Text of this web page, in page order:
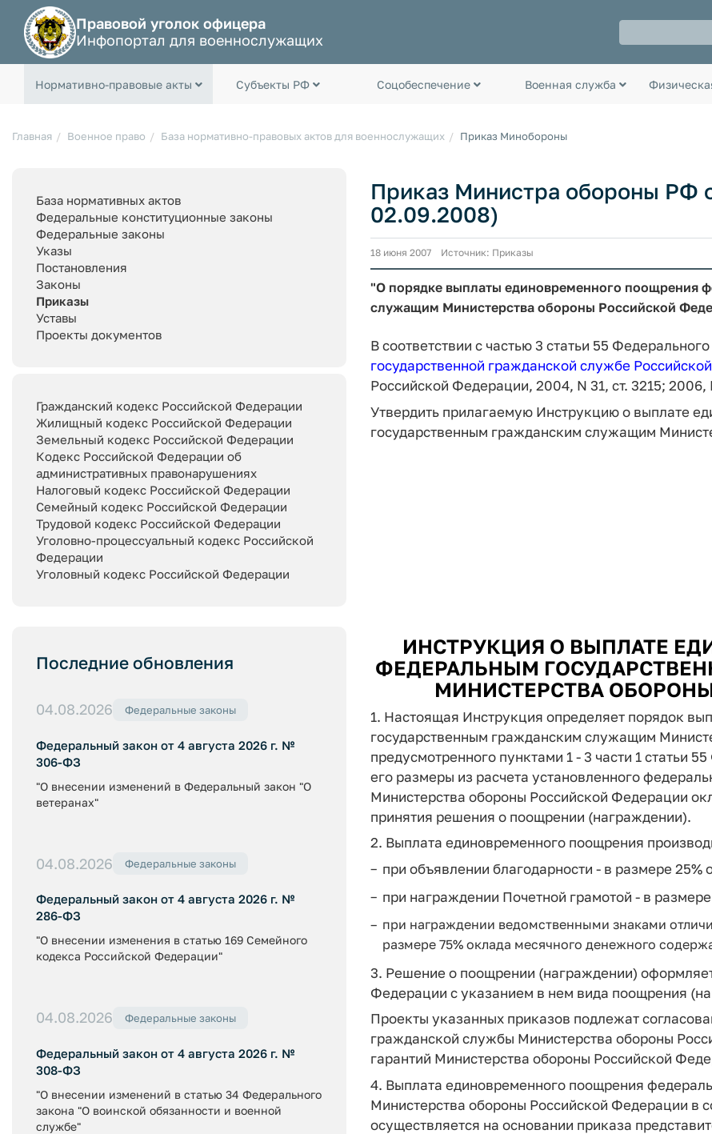
Правовой уголок офицера
Инфопортал для военнослужащих
Нормативно-правовые акты Субъекты РФ Соцобеспечение Военная служба
Главная Военное право База нормативно-правовых актов для военнослужащих Приказ Минобороны
База нормативных актов
Федеральные конституционные законы
Федеральные законы
Указы
Постановления
Законы
Приказы
Уставы
Проекты документов
Гражданский кодекс Российской Федерации
Жилищный кодекс Российской Федерации
Земельный кодекс Российской Федерации
Кодекс Российской Федерации об
административных правонарушениях
Налоговый кодекс Российской Федерации
Семейный кодекс Российской Федерации
Трудовой кодекс Российской Федерации
Уголовно-процессуальный кодекс Российской
Федерации
Уголовный кодекс Российской Федерации
Последние обновления
04.08.2026 Федеральные законы
Федеральный закон от 4 августа 2026 г. №
306-ФЗ
"О внесении изменений в Федеральный закон "О
ветеранах"
04.08.2026 Федеральные законы
Федеральный закон от 4 августа 2026 г. №
286-ФЗ
"О внесении изменения в статью 169 Семейного
кодекса Российской Федерации"
04.08.2026 Федеральные законы
Федеральный закон от 4 августа 2026 г. №
308-ФЗ
"О внесении изменений в статью 34 Федерального
закона "О воинской обязанности и военной
службе"
Приказ Министра обороны РФ
02.09.2008)
18 июня 2007 Источник: Приказы
"О порядке выплаты единовременного поощрения
служащим Министерства обороны Российской
В соответствии с частью 3 статьи 55
государственной гражданской службе
Российской Федерации, 2004, N 31, ст. 3215; 2006,
Утвердить прилагаемую Инструкцию о выплате
государственным гражданским служащим
ИНСТРУКЦИЯ О ВЫПЛАТЕ
ФЕДЕРАЛЬНЫМ
МИНИСТЕРСТВА
1. Настоящая Инструкция определяет порядок
государственным гражданским служащим
предусмотренного пунктами 1 - 3 части 1 статьи
его размеры из расчета установленного
Министерства обороны Российской Федерации
принятия решения о поощрении (награждении).
2. Выплата единовременного поощрения
при объявлении благодарности - в размере
при награждении Почетной грамотой - в
при награждении ведомственными знаками
размере 75% оклада месячного денежного
3. Решение о поощрении (награждении)
Федерации с указанием в нем вида поощрения
Проекты указанных приказов подлежат
гражданской службы Министерства обороны
гарантий Министерства обороны Российской
4. Выплата единовременного поощрения
Министерства обороны Российской Федерации в
осуществляется на основании приказа